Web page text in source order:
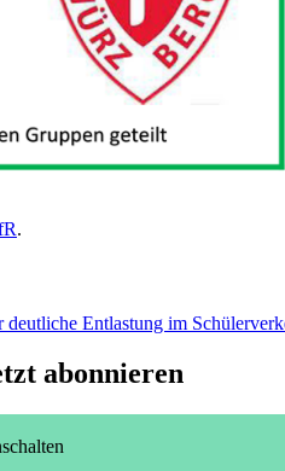
.
Entlastung im
abonnieren